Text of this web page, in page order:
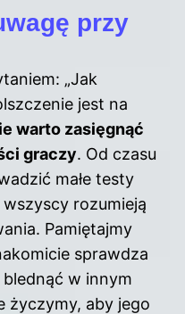
przy
„Jak
jest na
warto zasięgnąć
graczy. Od czasu
małe testy
rozumieją
Pamiętajmy
sprawdza
w innym
życzymy, aby jego